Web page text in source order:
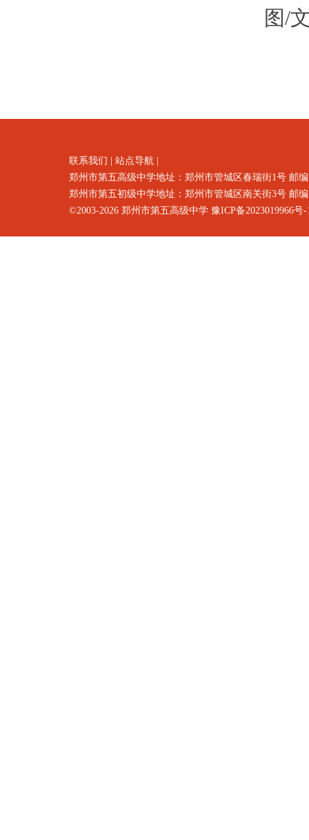
图/
联系我们 站点导航
郑州市第五高级中学地址：郑州市管城区春瑞街1号 邮
郑州市第五初级中学地址：郑州市管城区南关街3号 邮
©2003-2026 郑州市第五高级中学 豫ICP备2023019966号-